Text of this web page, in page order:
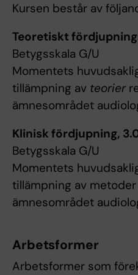
Kursen består av
Teoretiskt
Betygsskala G/U
Momentets
tillämpning av teorier
ämnesområdet
Klinisk fördjupning,
Betygsskala G/U
Momentets
tillämpning av
ämnesområdet
Arbetsformer
Arbetsformer som